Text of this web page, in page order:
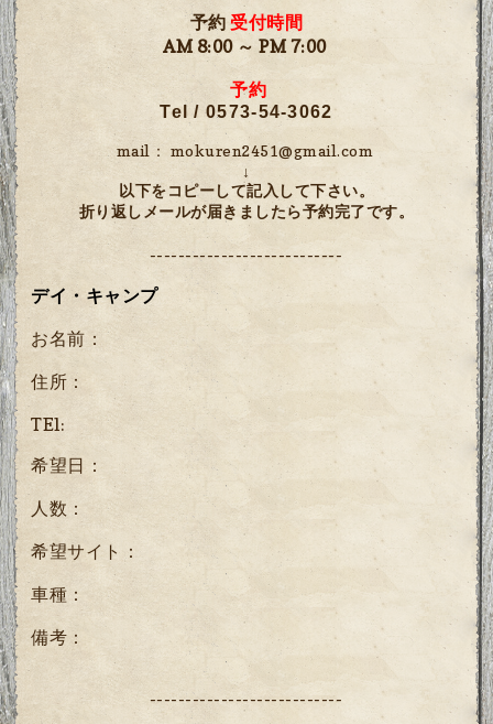
予約 受付時間
AM 8:00 ～ PM 7:00
予約
Tel / 0573-54-3062
mail： mokuren2451@gmail.com
↓
以下をコピーして記入して下さい。
折り返しメールが届きましたら予約完了です。
---------------------------
デイ・キャンプ
お名前：
住所：
TEl:
希望日：
人数：
希望サイト：
車種：
備考：
---------------------------